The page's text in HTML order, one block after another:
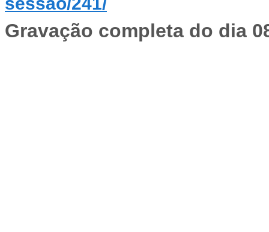
Gravação completa do dia